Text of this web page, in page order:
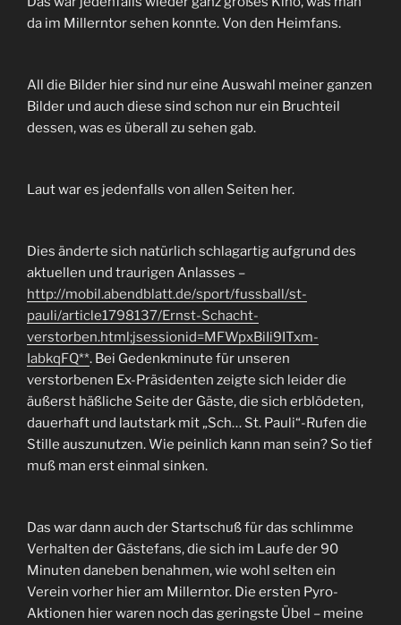
da im Millerntor sehen konnte. Von den Heimfans.
All die Bilder hier sind nur eine Auswahl meiner ganzen
Bilder und auch diese sind schon nur ein Bruchteil
dessen, was es überall zu sehen gab.
Laut war es jedenfalls von allen Seiten her.
Dies änderte sich natürlich schlagartig aufgrund des
aktuellen und traurigen Anlasses –
http://mobil.abendblatt.de/sport/fussball/st-
pauli/article1798137/Ernst-Schacht-
verstorben.html;jsessionid=MFWpxBiIi9ITxm-
IabkqFQ**. Bei Gedenkminute für unseren
verstorbenen Ex-Präsidenten zeigte sich leider die
äußerst häßliche Seite der Gäste, die sich erblödeten,
dauerhaft und lautstark mit „Sch… St. Pauli“-Rufen die
Stille auszunutzen. Wie peinlich kann man sein? So tief
muß man erst einmal sinken.
Das war dann auch der Startschuß für das schlimme
Verhalten der Gästefans, die sich im Laufe der 90
Minuten daneben benahmen, wie wohl selten ein
Verein vorher hier am Millerntor. Die ersten Pyro-
Aktionen hier waren noch das geringste Übel – meine